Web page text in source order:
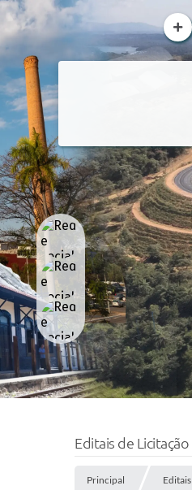
Editais de Licitação
Principal Editais